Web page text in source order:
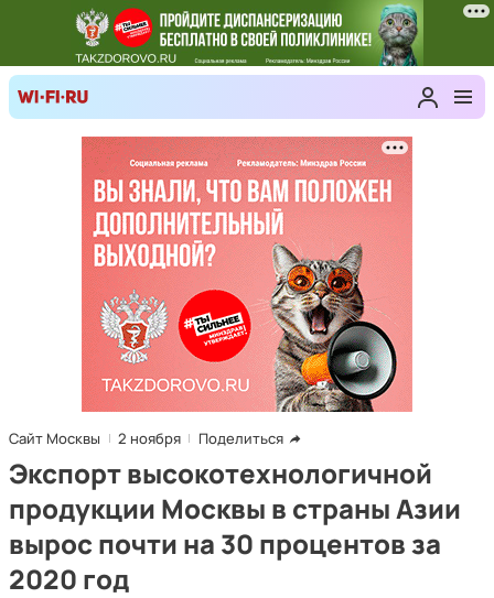
Сайт Москвы 2 ноября Поделиться
Экспорт высокотехнологичной
продукции Москвы в страны Азии
вырос почти на 30 процентов за
2020 год